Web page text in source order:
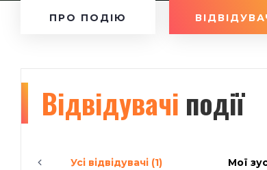
ПРО ПОДІЮ
Відвідувачі події
Усі відвідувачі (1) Мої